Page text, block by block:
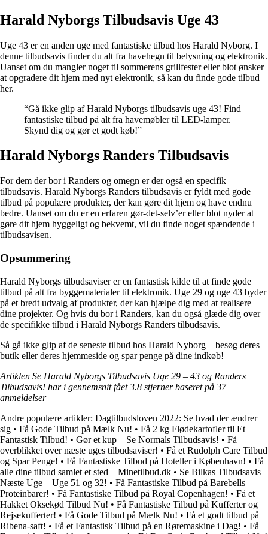
Harald Nyborgs Tilbudsavis Uge 43
Uge 43 er en anden uge med fantastiske tilbud hos Harald Nyborg. I
denne tilbudsavis finder du alt fra havehegn til belysning og elektronik.
Uanset om du mangler noget til sommerens grillfester eller blot ønsker
at opgradere dit hjem med nyt elektronik, så kan du finde gode tilbud
her.
“Gå ikke glip af Harald Nyborgs tilbudsavis uge 43! Find
fantastiske tilbud på alt fra havemøbler til LED-lamper.
Skynd dig og gør et godt køb!”
Harald Nyborgs Randers Tilbudsavis
For dem der bor i Randers og omegn er der også en specifik
tilbudsavis. Harald Nyborgs Randers tilbudsavis er fyldt med gode
tilbud på populære produkter, der kan gøre dit hjem og have endnu
bedre. Uanset om du er en erfaren gør-det-selv’er eller blot nyder at
gøre dit hjem hyggeligt og bekvemt, vil du finde noget spændende i
tilbudsavisen.
Opsummering
Harald Nyborgs tilbudsaviser er en fantastisk kilde til at finde gode
tilbud på alt fra byggematerialer til elektronik. Uge 29 og uge 43 byder
på et bredt udvalg af produkter, der kan hjælpe dig med at realisere
dine projekter. Og hvis du bor i Randers, kan du også glæde dig over
de specifikke tilbud i Harald Nyborgs Randers tilbudsavis.
Så gå ikke glip af de seneste tilbud hos Harald Nyborg – besøg deres
butik eller deres hjemmeside og spar penge på dine indkøb!
Artiklen Se Harald Nyborgs Tilbudsavis Uge 29 – 43 og Randers
Tilbudsavis! har i gennemsnit fået3.8 stjerner baseret på 37
anmeldelser
Andre populære artikler: Dagtilbudsloven 2022: Se hvad der ændrer
sig • Få Gode Tilbud på Mælk Nu! • Få 2 kg Flødekartofler til Et
Fantastisk Tilbud! • Gør et kup – Se Normals Tilbudsavis! • Få
overblikket over næste uges tilbudsaviser! • Få et Rudolph Care Tilbud
og Spar Penge! • Få Fantastiske Tilbud på Hoteller i København! • Få
alle dine tilbud samlet et sted – Minetilbud.dk • Se Bilkas Tilbudsavis
Næste Uge – Uge 51 og 32! • Få Fantastiske Tilbud på Barebells
Proteinbarer! • Få Fantastiske Tilbud på Royal Copenhagen! • Få et
Hakket Oksekød Tilbud Nu! • Få Fantastiske Tilbud på Kufferter og
Rejsekufferter! • Få Gode Tilbud på Mælk Nu! • Få et godt tilbud på
Ribena-saft! • Få et Fantastisk Tilbud på en Røremaskine i Dag! • Få